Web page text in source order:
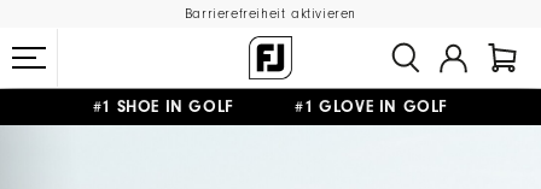
Barrierefreiheit aktivieren
#1 SHOE IN GOLF #1 GLOVE IN GOLF